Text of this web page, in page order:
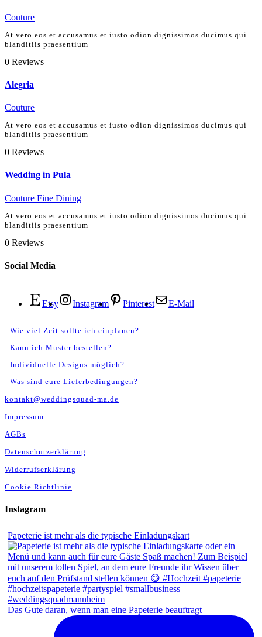
Couture
At vero eos et accusamus et iusto odion dignissimos ducimus qui
blanditiis praesentium
0 Reviews
Alegria
Couture
At vero eos et accusamus et iusto odion dignissimos ducimus qui
blanditiis praesentium
0 Reviews
Wedding in Pula
Couture Fine Dining
At vero eos et accusamus et iusto odion dignissimos ducimus qui
blanditiis praesentium
0 Reviews
Social Media
Etsy Instagram Pinterest E-Mail
- Wie viel Zeit sollte ich einplanen?
- Kann ich Muster bestellen?
- Individuelle Designs möglich?
- Was sind eure Lieferbedingungen?
kontakt@weddingsquad-ma.de
Impressum
AGBs
Datenschutzerklärung
Widerrufserklärung
Cookie Richtlinie
Instagram
Papeterie ist mehr als die typische Einladungskart
Das Gute daran, wenn man eine Papeterie beauftragt